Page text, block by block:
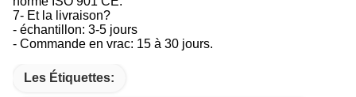
7- Et la livraison?
- échantillon: 3-5 jours
- Commande en vrac: 15 à 30 jours.
Les Étiquettes: